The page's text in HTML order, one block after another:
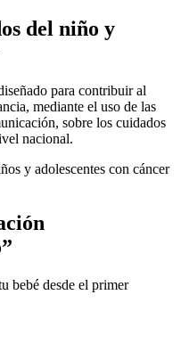
del niño y
para contribuir al
mediante el uso de las
sobre los cuidados
nacional.
y adolescentes con cáncer
bebé desde el primer